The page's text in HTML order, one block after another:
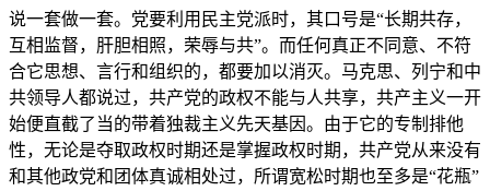
说一套做一套。党要利用民主党派时，其口号是“长期共存，
互相监督，肝胆相照，荣辱与共”。而任何真正不同意、不符
合它思想、言行和组织的，都要加以消灭。马克思、列宁和中
共领导人都说过，共产党的政权不能与人共享，共产主义一开
始便直截了当的带着独裁主义先天基因。由于它的专制排他
性，无论是夺取政权时期还是掌握政权时期，共产党从来没有
和其他政党和团体真诚相处过，所谓宽松时期也至多是“花瓶”